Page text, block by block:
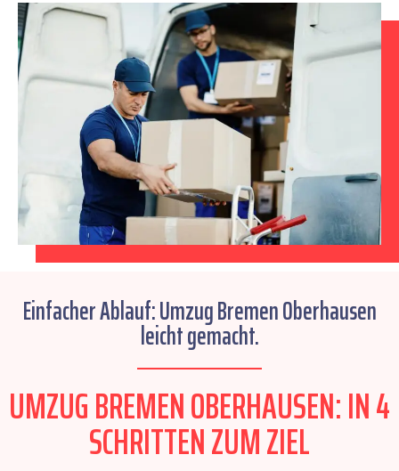
Einfacher Ablauf: Umzug Bremen Oberhausen
leicht gemacht.
UMZUG BREMEN OBERHAUSEN: IN 4
SCHRITTEN ZUM ZIEL